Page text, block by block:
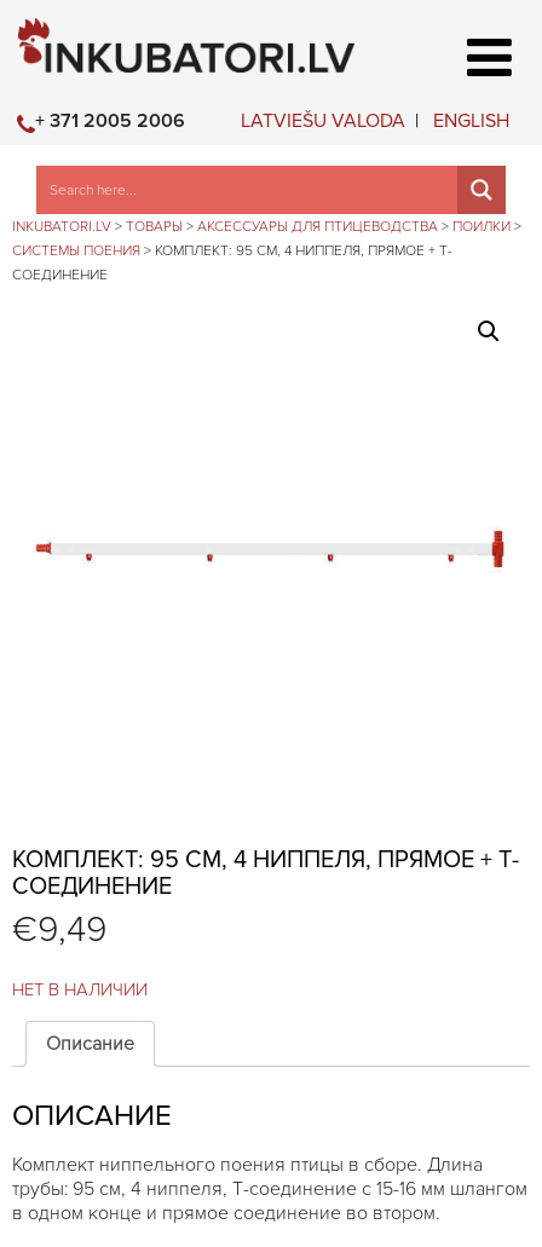
LATVIEŠU VALODA ENGLISH
+ 371 2005 2006
INKUBATORI.LV > ТОВАРЫ > АКСЕССУАРЫ ДЛЯ ПТИЦЕВОДСТВА > ПОИЛКИ >
СИСТЕМЫ ПОЕНИЯ > КОМПЛЕКТ: 95 СМ, 4 НИППЕЛЯ, ПРЯМОЕ + Т-
СОЕДИНЕНИЕ
КОМПЛЕКТ: 95 СМ, 4 НИППЕЛЯ, ПРЯМОЕ + Т-
СОЕДИНЕНИЕ
€9,49
НЕТ В НАЛИЧИИ
Описание
ОПИСАНИЕ
Комплект ниппельного поения птицы в сборе. Длина
трубы: 95 см, 4 ниппеля, Т-соединение с 15-16 мм шлангом
в одном конце и прямое соединение во втором.